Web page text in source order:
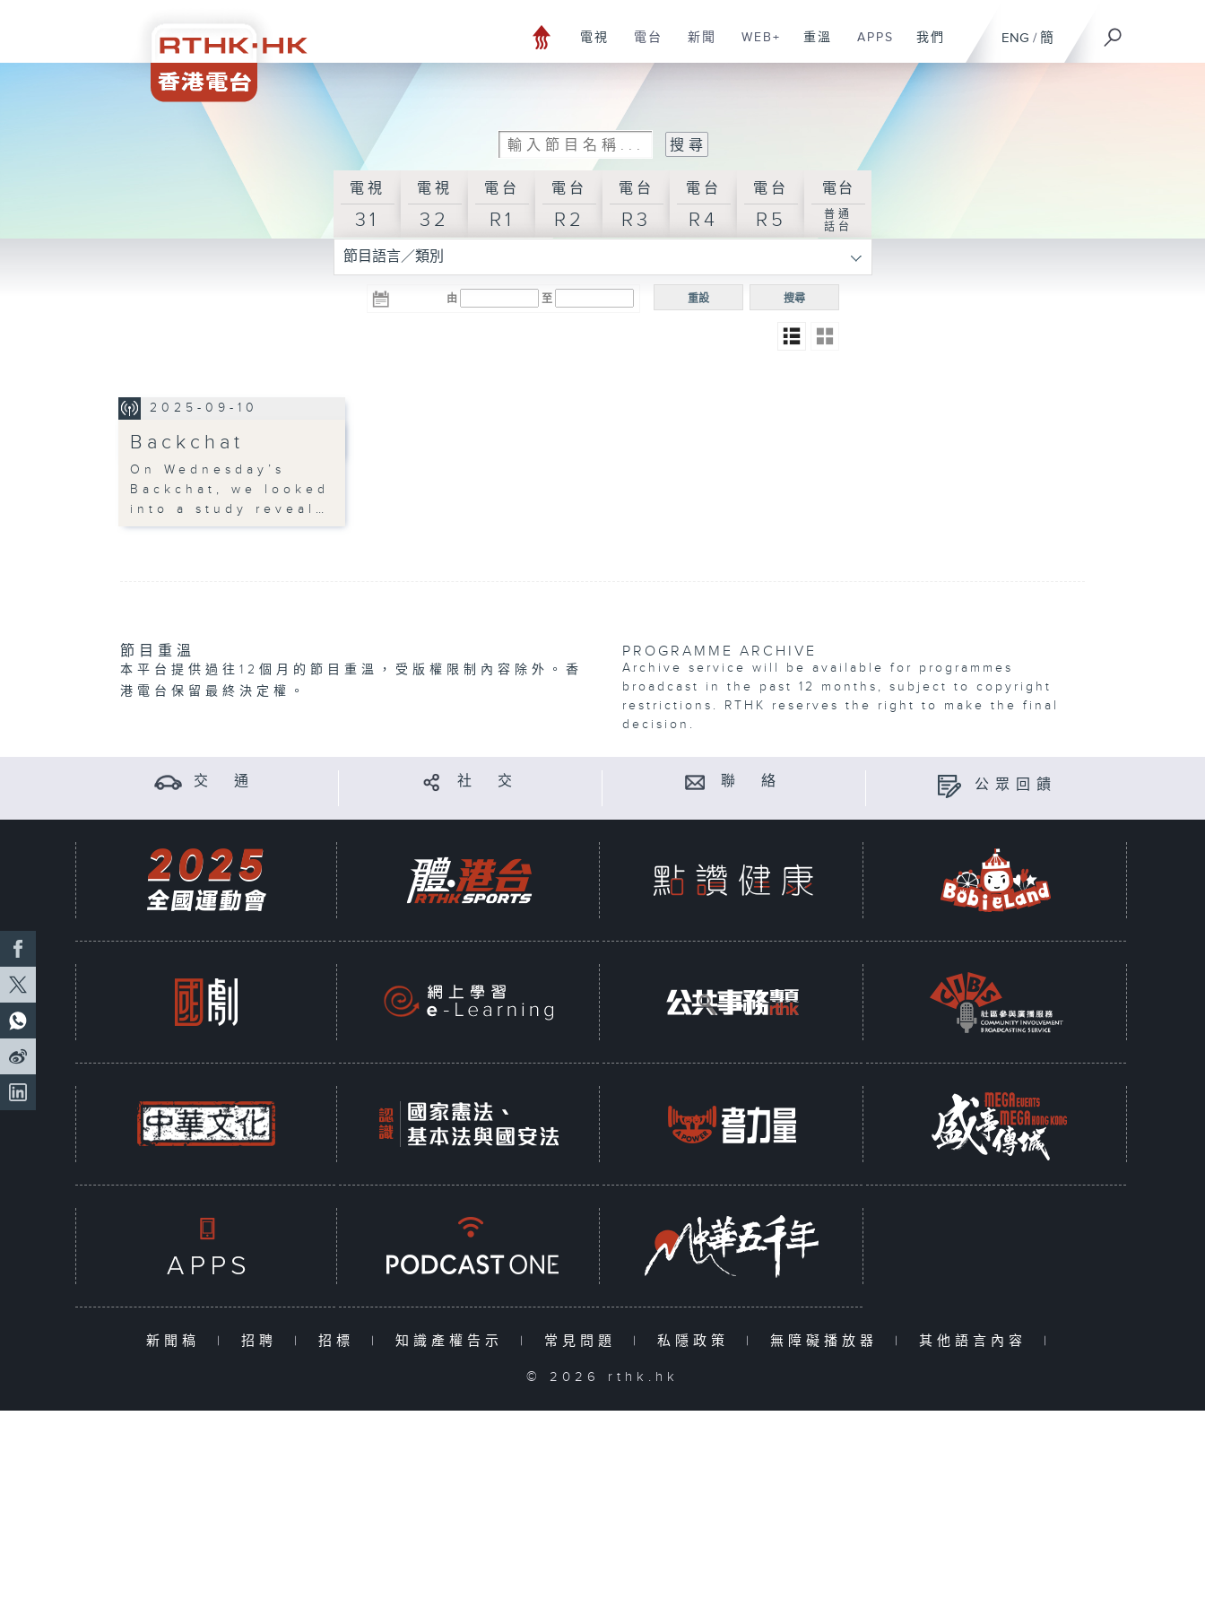
ENG / 簡
電視 電台 新聞 WEB+ 重溫 APPS 我們
電視
31
電視
32
電台
R1
電台
R2
電台
R3
電台
R4
電台
R5
電台
普通
話台
節目語言／類別
由 至 搜尋
重設
2025-09-10
Backchat
On Wednesday’s
Backchat, we looked
into a study reveal…
節目重溫
本平台提供過往12個月的節目重溫，受版權限制內容除外。香
港電台保留最終決定權。
PROGRAMME ARCHIVE
Archive service will be available for programmes
broadcast in the past 12 months, subject to copyright
restrictions. RTHK reserves the right to make the final
decision.
交 通 社 交 聯 絡 公眾回饋
新聞稿 | 招聘 | 招標 | 知識產權告示 | 常見問題 | 私隱政策 | 無障礙播放器 | 其他語言內容 |
© 2026 rthk.hk